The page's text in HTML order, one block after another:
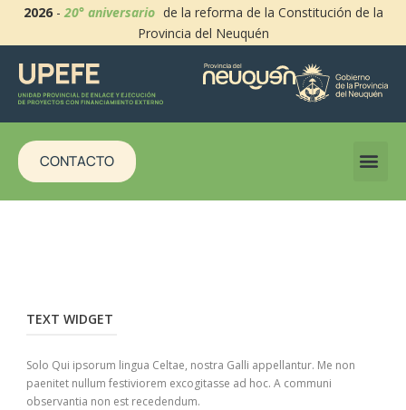
2026-20° aniversario de la reforma de la Constitución de la
Provincia del Neuquén
CONTACTO
TEXT WIDGET
Solo Qui ipsorum lingua Celtae, nostra Galli appellantur. Me non
paenitet nullum festiviorem excogitasse ad hoc. A communi
observantia non est recedendum.